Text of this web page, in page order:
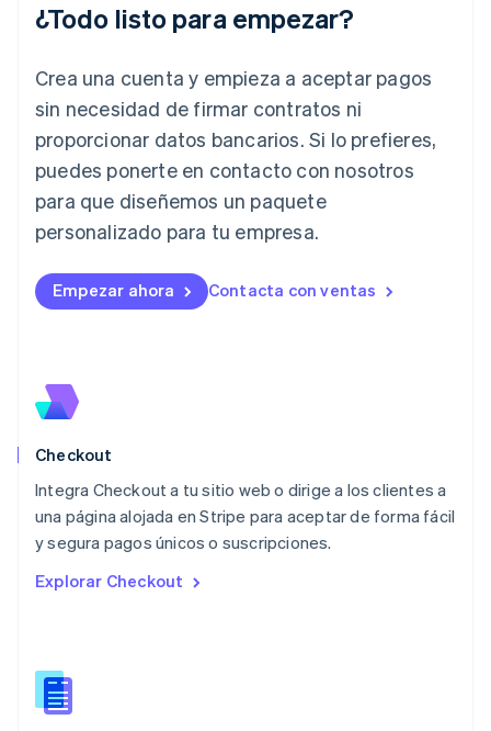
¿Todo listo para empezar?
Crea una cuenta y empieza a aceptar pagos
sin necesidad de firmar contratos ni
proporcionar datos bancarios. Si lo prefieres,
puedes ponerte en contacto con nosotros
para que diseñemos un paquete
personalizado para tu empresa.
Empezar ahora Contacta con ventas
Checkout
Integra Checkout a tu sitio web o dirige a los clientes a
una página alojada en Stripe para aceptar de forma fácil
y segura pagos únicos o suscripciones.
Explorar Checkout
Irlanda
Italia
English
Japón
日本語English
Letonia
Liechtenstein
DeutschEnglish
English
Luxemburgo
Malta
English
Español
English
Nueva Zelandia
English
NederlandsEnglish
Português
RAE de Hong Kong, China